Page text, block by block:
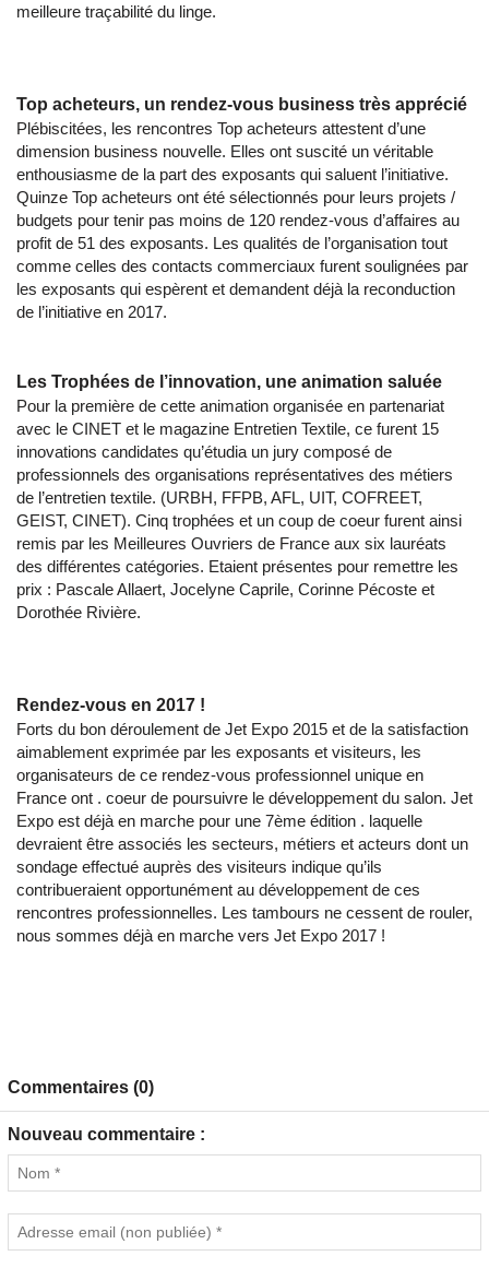
meilleure traçabilité du linge.
Top acheteurs, un rendez-vous business très apprécié
Plébiscitées, les rencontres Top acheteurs attestent d’une
dimension business nouvelle. Elles ont suscité un véritable
enthousiasme de la part des exposants qui saluent l’initiative.
Quinze Top acheteurs ont été sélectionnés pour leurs projets /
budgets pour tenir pas moins de 120 rendez-vous d’affaires au
profit de 51 des exposants. Les qualités de l’organisation tout
comme celles des contacts commerciaux furent soulignées par
les exposants qui espèrent et demandent déjà la reconduction
de l’initiative en 2017.
Les Trophées de l’innovation, une animation saluée
Pour la première de cette animation organisée en partenariat
avec le CINET et le magazine Entretien Textile, ce furent 15
innovations candidates qu’étudia un jury composé de
professionnels des organisations représentatives des métiers
de l’entretien textile. (URBH, FFPB, AFL, UIT, COFREET,
GEIST, CINET). Cinq trophées et un coup de coeur furent ainsi
remis par les Meilleures Ouvriers de France aux six lauréats
des différentes catégories. Etaient présentes pour remettre les
prix : Pascale Allaert, Jocelyne Caprile, Corinne Pécoste et
Dorothée Rivière.
Rendez-vous en 2017 !
Forts du bon déroulement de Jet Expo 2015 et de la satisfaction
aimablement exprimée par les exposants et visiteurs, les
organisateurs de ce rendez-vous professionnel unique en
France ont . coeur de poursuivre le développement du salon. Jet
Expo est déjà en marche pour une 7ème édition . laquelle
devraient être associés les secteurs, métiers et acteurs dont un
sondage effectué auprès des visiteurs indique qu’ils
contribueraient opportunément au développement de ces
rencontres professionnelles. Les tambours ne cessent de rouler,
nous sommes déjà en marche vers Jet Expo 2017 !
Commentaires (0)
Nouveau commentaire :